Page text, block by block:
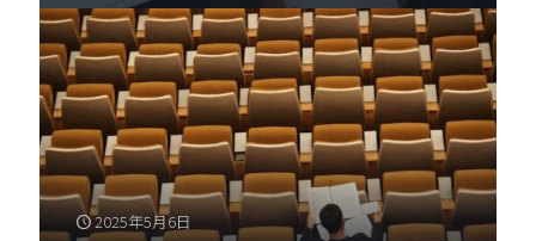
2025年5月6日
2025年5月5日
2025年5月3日